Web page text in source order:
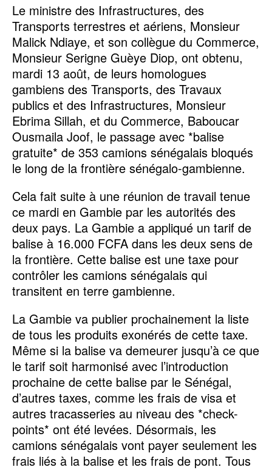
Le ministre des Infrastructures, des
Transports terrestres et aériens, Monsieur
Malick Ndiaye, et son collègue du Commerce,
Monsieur Serigne Guèye Diop, ont obtenu,
mardi 13 août, de leurs homologues
gambiens des Transports, des Travaux
publics et des Infrastructures, Monsieur
Ebrima Sillah, et du Commerce, Baboucar
Ousmaila Joof, le passage avec *balise
gratuite* de 353 camions sénégalais bloqués
le long de la frontière sénégalo-gambienne.
Cela fait suite à une réunion de travail tenue
ce mardi en Gambie par les autorités des
deux pays. La Gambie a appliqué un tarif de
balise à 16.000 FCFA dans les deux sens de
la frontière. Cette balise est une taxe pour
contrôler les camions sénégalais qui
transitent en terre gambienne.
La Gambie va publier prochainement la liste
de tous les produits exonérés de cette taxe.
Même si la balise va demeurer jusqu’à ce que
le tarif soit harmonisé avec l’introduction
prochaine de cette balise par le Sénégal,
d’autres taxes, comme les frais de visa et
autres tracasseries au niveau des *check-
points* ont été levées. Désormais, les
camions sénégalais vont payer seulement les
frais liés à la balise et les frais de pont. Tous